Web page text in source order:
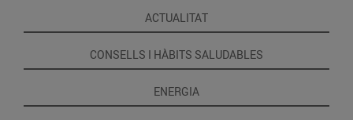
ACTUALITAT
CONSELLS I HÀBITS SALUDABLES
ENERGIA